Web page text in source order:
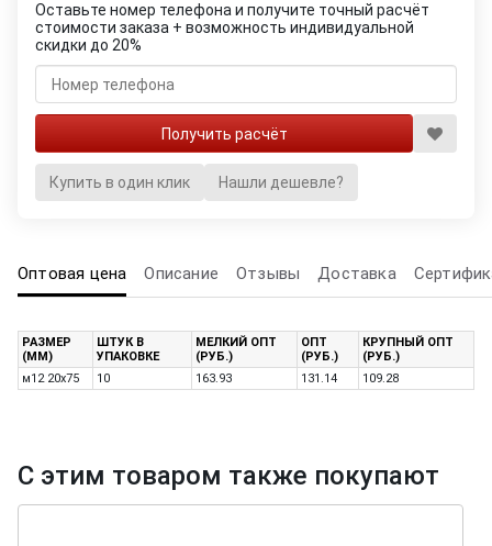
Оставьте номер телефона и получите точный расчёт
стоимости заказа + возможность индивидуальной
скидки до 20%
Купить в один клик Нашли дешевле?
Оптовая цена Описание Отзывы Доставка
РАЗМЕР
(ММ)
ШТУК В
УПАКОВКЕ
МЕЛКИЙ ОПТ
(РУБ.)
ОПТ
(РУБ.)
КРУПНЫЙ ОПТ
(РУБ.)
м12 20х75
10 163.93 131.14 109.28
С этим товаром также покупают